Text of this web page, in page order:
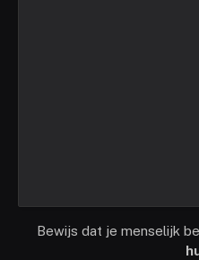
Bewijs dat je menselijk